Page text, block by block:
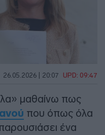
26.05.2026 | 20:07 UPD: 09:47
μαθαίνω πως
που όπως όλα
ένα